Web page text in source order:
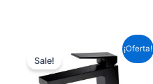
¡Oferta!
Sale!
precio
original
era:
precio
actual
es: